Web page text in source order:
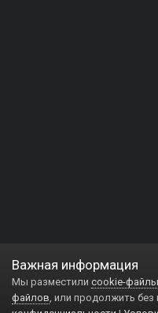
Важная информация
Мы разместили cookie-файлы
файлов, или продолжить без